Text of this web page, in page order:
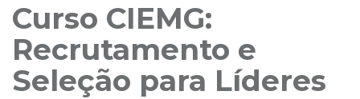
Histórico
Delegacias regionais
Presidentes
Curso CIEMG:
Recrutamento e
Seleção para Líderes